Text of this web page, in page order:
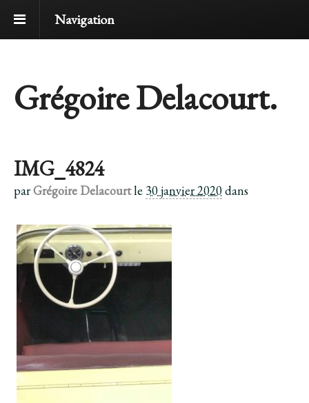
Navigation
Grégoire Delacourt.
IMG_4824
parGrégoire Delacourtle 30 janvier 2020dans